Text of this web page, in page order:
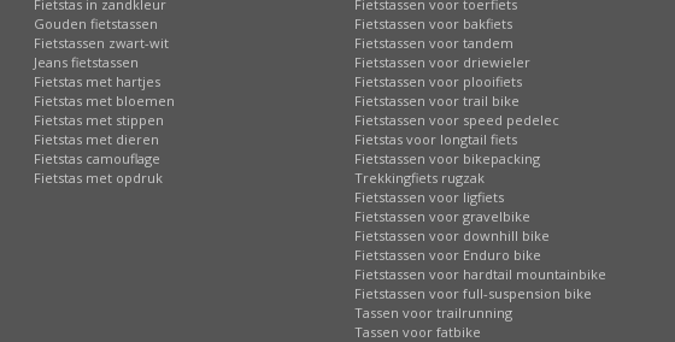
Fietstas in zandkleur
Gouden fietstassen
Fietstassen zwart-wit
Jeans fietstassen
Fietstas met hartjes
Fietstas met bloemen
Fietstas met stippen
Fietstas met dieren
Fietstas camouflage
Fietstas met opdruk
Fietstassen voor toerfiets
Fietstassen voor bakfiets
Fietstassen voor tandem
Fietstassen voor driewieler
Fietstassen voor plooifiets
Fietstassen voor trail bike
Fietstassen voor speed pedelec
Fietstas voor longtail fiets
Fietstassen voor bikepacking
Trekkingfiets rugzak
Fietstassen voor ligfiets
Fietstassen voor gravelbike
Fietstassen voor downhill bike
Fietstassen voor Enduro bike
Fietstassen voor hardtail mountainbike
Fietstassen voor full-suspension bike
Tassen voor trailrunning
Tassen voor fatbike